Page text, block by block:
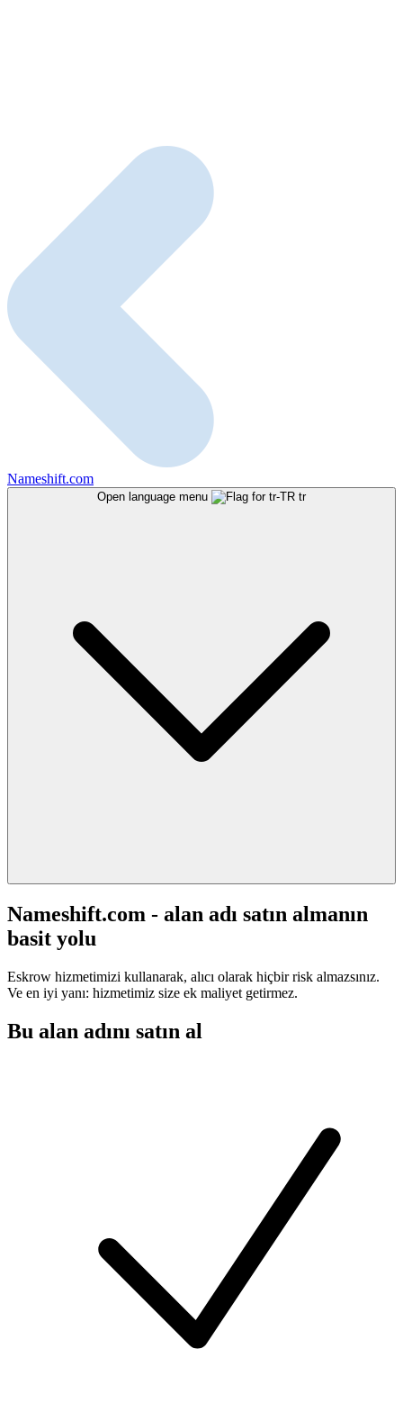
Nameshift.com
Open language menu tr
Nameshift.com - alan adı satın almanın
basit yolu
Eskrow hizmetimizi kullanarak, alıcı olarak hiçbir risk almazsınız.
Ve en iyi yanı: hizmetimiz size ek maliyet getirmez.
Bu alan adını satın al